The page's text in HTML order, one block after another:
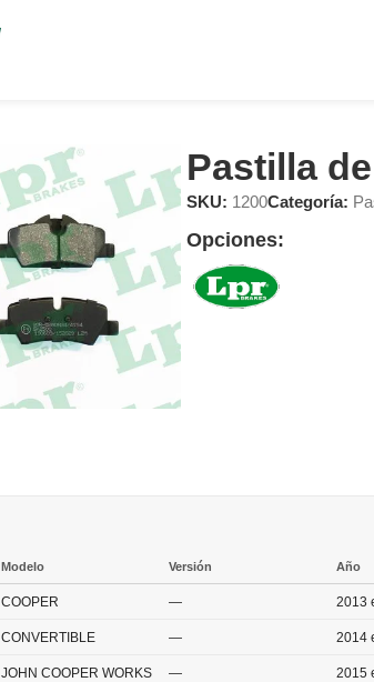
Pastilla
SKU: 1200Categoría:
Opciones:
Modelo Versión Año
COOPER —
CONVERTIBLE —
JOHN COOPER WORKS —